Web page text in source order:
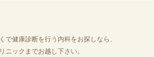
で健康診断を行う内科をお探しなら、
ニックまでお越し下さい。